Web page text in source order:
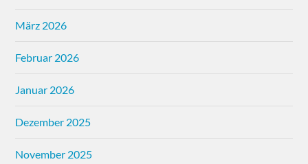
März 2026
Februar 2026
Januar 2026
Dezember 2025
November 2025